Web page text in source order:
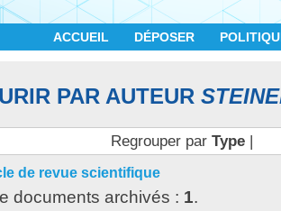
ACCUEIL DÉPOSER
PAR AUTEUR
Regrouper par Type|
de revue scientifique
documents archivés : 1.